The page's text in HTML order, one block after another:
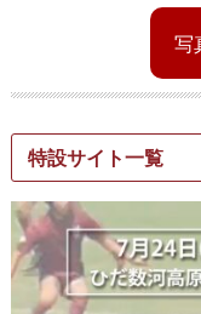
写
特設サイト一覧